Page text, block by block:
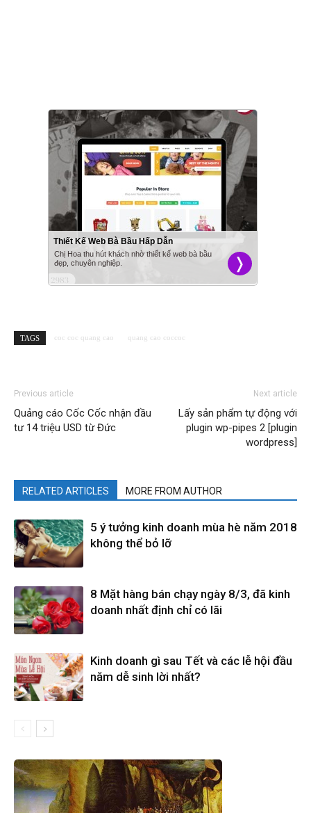
TAGS coc coc quang cao quang cao coccoc
Previous article
Quảng cáo Cốc Cốc nhận đầu
tư 14 triệu USD từ Đức
Next article
Lấy sản phẩm tự động với
plugin wp-pipes 2 [plugin
wordpress]
RELATED ARTICLES MORE FROM AUTHOR
5 ý tưởng kinh doanh mùa hè năm 2018
không thể bỏ lỡ
8 Mặt hàng bán chạy ngày 8/3, đã kinh
doanh nhất định chỉ có lãi
Kinh doanh gì sau Tết và các lễ hội đầu
năm dễ sinh lời nhất?